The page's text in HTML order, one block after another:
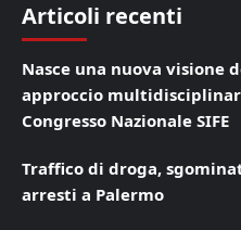
Articoli recenti
Nasce una nuova visione
approccio
Congresso Nazionale SIFE
Traffico di droga,
arresti a Palermo